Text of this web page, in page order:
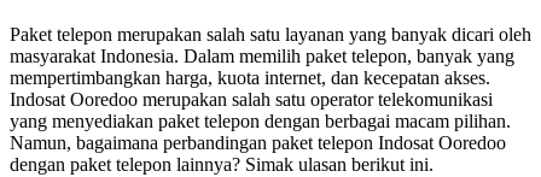
Paket telepon merupakan salah satu layanan yang banyak dicari oleh
masyarakat Indonesia. Dalam memilih paket telepon, banyak yang
mempertimbangkan harga, kuota internet, dan kecepatan akses.
Indosat Ooredoo merupakan salah satu operator telekomunikasi
yang menyediakan paket telepon dengan berbagai macam pilihan.
Namun, bagaimana perbandingan paket telepon Indosat Ooredoo
dengan paket telepon lainnya? Simak ulasan berikut ini.